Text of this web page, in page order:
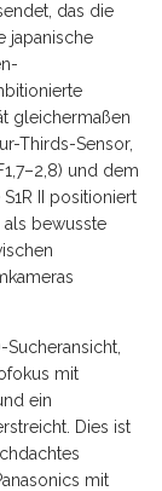
das die
japanische
gleichermaßen
Thirds-Sensor,
und dem
II positioniert
bewusste
mit
ein
Dies ist
mit